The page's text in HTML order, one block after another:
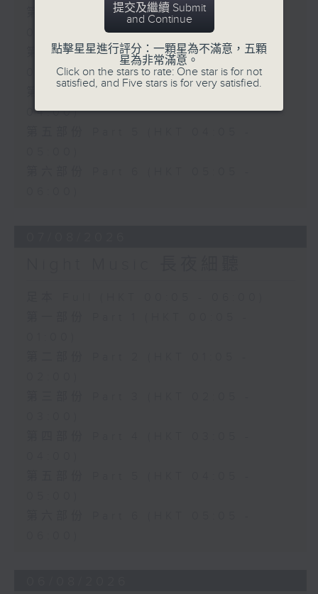
第二部份 Part 2 (HKT 01:05 -
第三部份 Part 3 (HKT 02:05 -
03:00)
第四部份 Part 4 (HKT 03:05 -
04:00)
提交及繼續 Submit
and Continue
點擊星星進行評分：一顆星為不滿意，五顆
星為非常滿意。
Click on the stars to rate: One star is for not
satisfied, and Five stars is for very satisfied.